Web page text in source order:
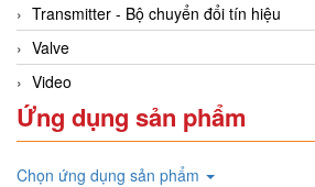
Transmitter - Bộ chuyển đổi tín hiệu
Valve
Video
Ứng dụng sản phẩm
Chọn ứng dụng sản phẩm